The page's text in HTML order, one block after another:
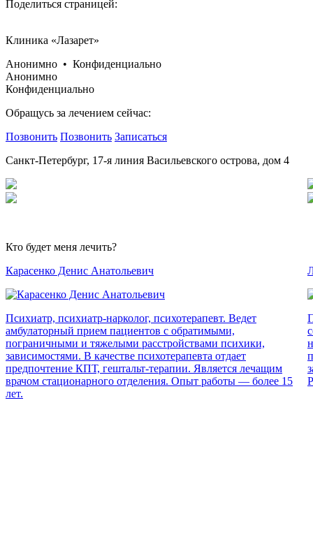
Поделиться страницей:
Клиника «Лазарет»
Анонимно • Конфиденциально
Анонимно
Конфиденциально
Обращусь за лечением сейчас:
Позвонить Позвонить Записаться
Санкт-Петербург, 17-я линия Васильевского острова, дом 4
Кто будет меня лечить?
Карасенко Денис Анатольевич
Психиатр, психиатр-нарколог, психотерапевт. Ведет
амбулаторный прием пациентов с обратимыми,
пограничными и тяжелыми расстройствами психики,
зависимостями. В качестве психотерапевта отдает
предпочтение КПТ, гештальт-терапии. Является лечащим
врачом стационарного отделения. Опыт работы — более 15
лет.